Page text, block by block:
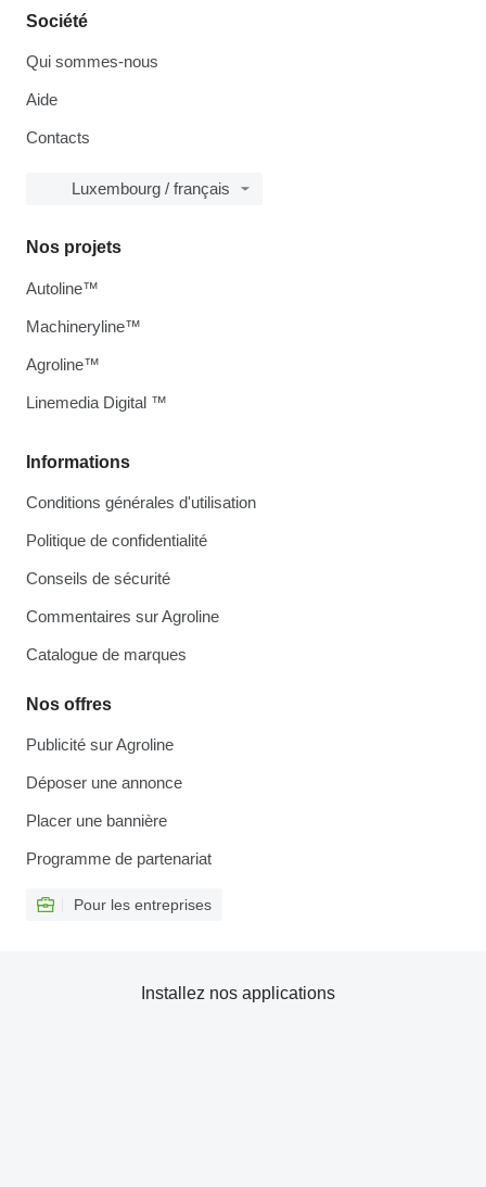
Société
Qui sommes-nous
Aide
Contacts
Luxembourg / français
Informations
Conditions générales d'utilisation
Politique de confidentialité
Conseils de sécurité
Commentaires sur Agroline
Catalogue de marques
Nos offres
Publicité sur Agroline
Déposer une annonce
Placer une bannière
Programme de partenariat
Pour les entreprises
Nos projets
Autoline™
Machineryline™
Agroline™
Linemedia Digital ™
Installez nos applications